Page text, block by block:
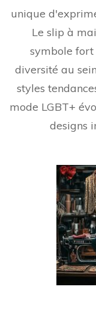
unique
Le slip à
symbole fort
diversité au
styles
mode LGBT+
designs